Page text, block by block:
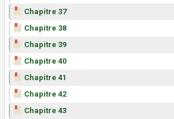
Chapitre 37
Chapitre 38
Chapitre 39
Chapitre 40
Chapitre 41
Chapitre 42
Chapitre 43